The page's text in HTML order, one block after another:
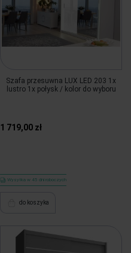
Szafa przesuwna LUX LED 203 1x
lustro 1x połysk / kolor do wyboru
1 719,00 zł
Wysyłka w 45 dni roboczych
do koszyka